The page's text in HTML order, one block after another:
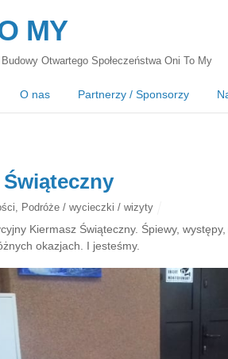
MY
Otwartego Społeczeństwa Oni To My
O nas Partnerzy / Sponsorzy
Podróże / wycieczki / wizyty
Kiermasz Świąteczny. Śpiewy,
okazjach. I jesteśmy.